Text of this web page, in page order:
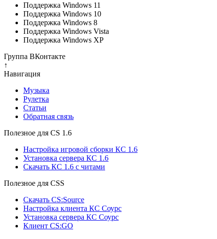
Поддержка Windows 11
Поддержка Windows 10
Поддержка Windows 8
Поддержка Windows Vista
Поддержка Windows XP
Группа ВКонтакте
↑
Навигация
Музыка
Рулетка
Cтатьи
Обратная связь
Полезное для CS 1.6
Настройка игровой сборки КС 1.6
Установка сервера КС 1.6
Скачать КС 1.6 с читами
Полезное для CSS
Скачать CS:Source
Настройка клиента КС Cоурс
Установка сервера КС Соурс
Клиент CS:GO